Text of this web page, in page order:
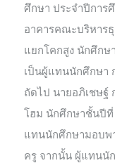
ศึกษา ประจำปีการ
อาคารคณะบริหาร
แยกโคกสูง นักศึกษ
เป็นผู้แทนนักศึกษา
ถัดไป นายอภิเชษฐ์
โฮม นักศึกษาชั้นปีที่
แทนนักศึกษามอบพ
ครู จากนั้น ผู้แทนนั